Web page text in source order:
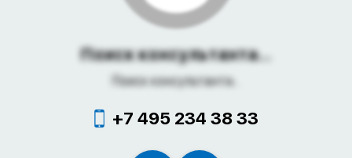
Поиск консультанта...
Поиск консультанта...
+7 495 234 38 33